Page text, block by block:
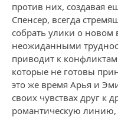
против них, создавая
Спенсер, всегда
собрать улики о новом
неожиданными
приводит к
которые не готовы
это же время Арья и
своих чувствах друг к
романтическую линию,